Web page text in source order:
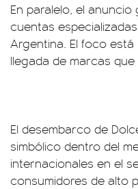
En paralelo, el
cuentas
Argentina. El foco
llegada de marcas
El desembarco de
simbólico dentro del
internacionales en el
consumidores de alto